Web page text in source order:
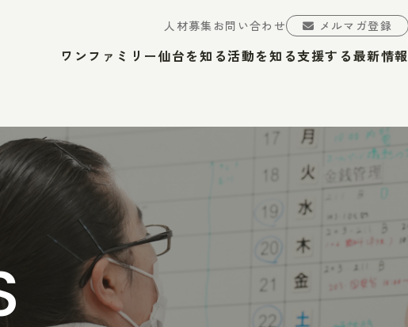
人材募集 お問い合わせ メルマガ登録
ワンファミリー仙台を知る活動を知る支援する最新情報